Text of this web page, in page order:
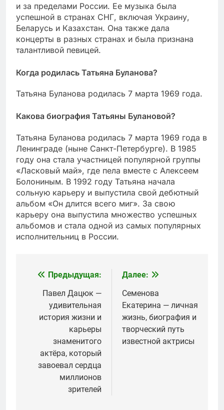
и за пределами России. Ее музыка была
успешной в странах СНГ, включая Украину,
Беларусь и Казахстан. Она также дала
концерты в разных странах и была признана
талантливой певицей.
Когда родилась Татьяна Буланова?
Татьяна Буланова родилась 7 марта 1969 года.
Какова биография Татьяны Булановой?
Татьяна Буланова родилась 7 марта 1969 года в
Ленинграде (ныне Санкт-Петербурге). В 1985
году она стала участницей популярной группы
«Ласковый май», где пела вместе с Алексеем
Болониным. В 1992 году Татьяна начала
сольную карьеру и выпустила свой дебютный
альбом «Он длится всего миг». За свою
карьеру она выпустила множество успешных
альбомов и стала одной из самых популярных
исполнительниц в России.
Навигация
записям
Предыдущая:
Павел Дацюк —
удивительная
история жизни и
карьеры
знаменитого
актёра, который
завоевал сердца
миллионов
зрителей
Далее:
Семенова
Екатерина — личная
жизнь, биография и
творческий путь
известной актрисы